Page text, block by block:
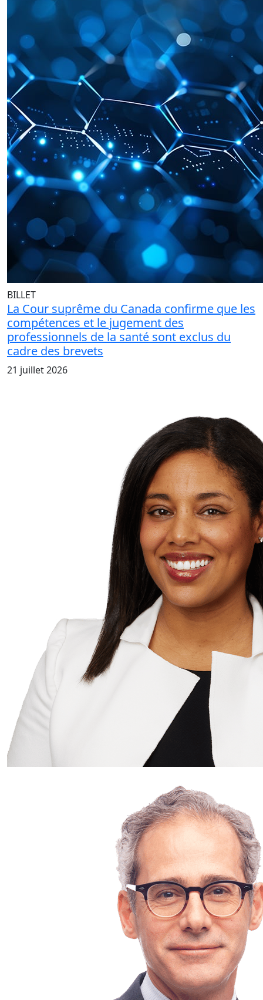
BILLET
La Cour suprême du Canada confirme que les
compétences et le jugement des
professionnels de la santé sont exclus du
cadre des brevets
21 juillet 2026